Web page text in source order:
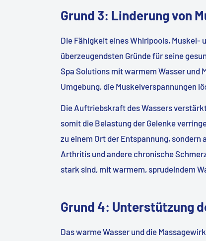
Grund 3: Linderung von
Die Fähigkeit eines Whirlpools, Muskel-
überzeugendsten Gründe für seine
Spa Solutions mit warmem Wasser und
Umgebung, die Muskelverspannungen
Die Auftriebskraft des Wassers
somit die Belastung der Gelenke
zu einem Ort der Entspannung,
Arthritis und andere chronische
stark sind, mit warmem, sprudelndem
Grund 4: Unterstützung
Das warme Wasser und die